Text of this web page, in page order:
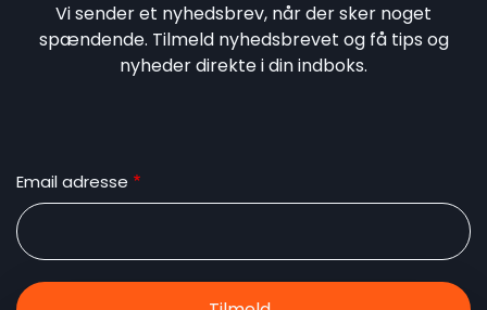
Vi sender et nyhedsbrev, når der sker noget
spændende. Tilmeld nyhedsbrevet og få tips og
nyheder direkte i din indboks.
Email adresse